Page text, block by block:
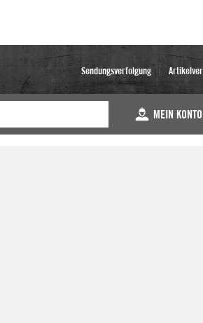
Sendungsverfolgung
MEIN KONTO